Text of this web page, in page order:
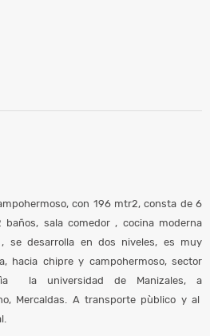
con 196 mtr2, consta de 6
baños, sala comedor , cocina moderna
se desarrolla en dos niveles, es muy
hacia chipre y campohermoso, sector
la universidad de Manizales, a
Mercaldas. A transporte pùblico y al